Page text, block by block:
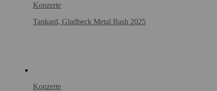
Konzerte
Tankard, Gladbeck Metal Bash 2025
Konzerte